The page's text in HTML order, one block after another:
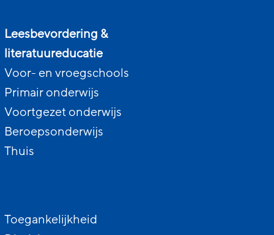
Leesbevordering &
literatuureducatie
Voor- en vroegschools
Primair onderwijs
Voortgezet onderwijs
Beroepsonderwijs
Thuis
Toegankelijkheid